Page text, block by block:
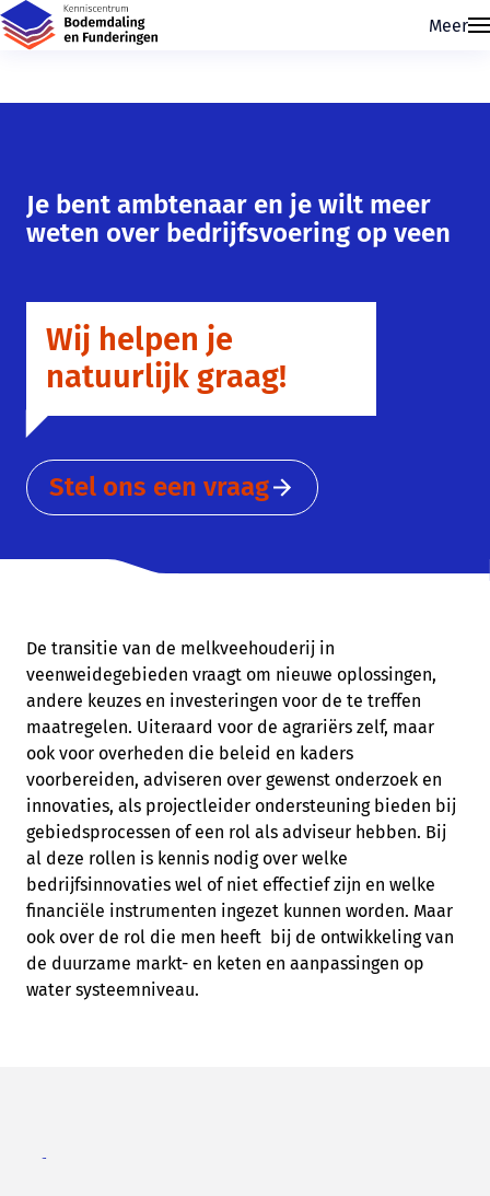
Meer
Je bent ambtenaar en je wilt meer
weten over bedrijfsvoering op veen
Wij helpen je
natuurlijk graag!
Stel ons een vraag
De transitie van de melkveehouderij in
veenweidegebieden vraagt om nieuwe oplossingen,
andere keuzes en investeringen voor de te treffen
maatregelen. Uiteraard voor de agrariërs zelf, maar
ook voor overheden die beleid en kaders
voorbereiden, adviseren over gewenst onderzoek en
innovaties, als projectleider ondersteuning bieden bij
gebiedsprocessen of een rol als adviseur hebben. Bij
al deze rollen is kennis nodig over welke
bedrijfsinnovaties wel of niet effectief zijn en welke
financiële instrumenten ingezet kunnen worden. Maar
ook over de rol die men heeft bij de ontwikkeling van
de duurzame markt- en keten en aanpassingen op
water systeemniveau.
Thema's